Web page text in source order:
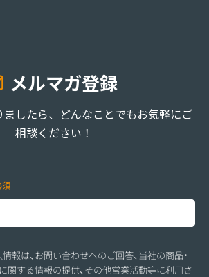
メルマガ登録
したら、どんなことでもお気軽にご
相談ください！
報は、お問い合わせへのご回答、当社の商品・
関する情報の提供、その他営業活動等に利用さ